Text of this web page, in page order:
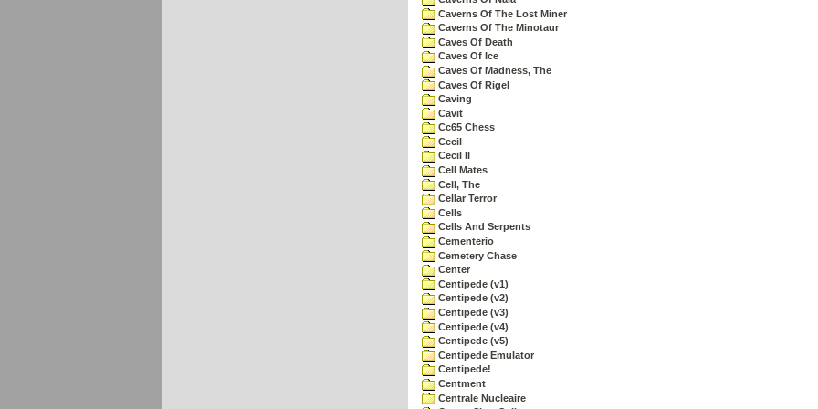
Caverns Of The Lost Miner
Caverns Of The Minotaur
Caves Of Death
Caves Of Ice
Caves Of Madness, The
Caves Of Rigel
Caving
Cavit
Cc65 Chess
Cecil
Cecil II
Cell Mates
Cell, The
Cellar Terror
Cells
Cells And Serpents
Cementerio
Cemetery Chase
Center
Centipede (v1)
Centipede (v2)
Centipede (v3)
Centipede (v4)
Centipede (v5)
Centipede Emulator
Centipede!
Centment
Centrale Nucleaire